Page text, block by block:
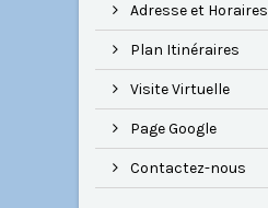
Adresse et Horaires
Plan Itinéraires
Visite Virtuelle
Page Google
Contactez-nous